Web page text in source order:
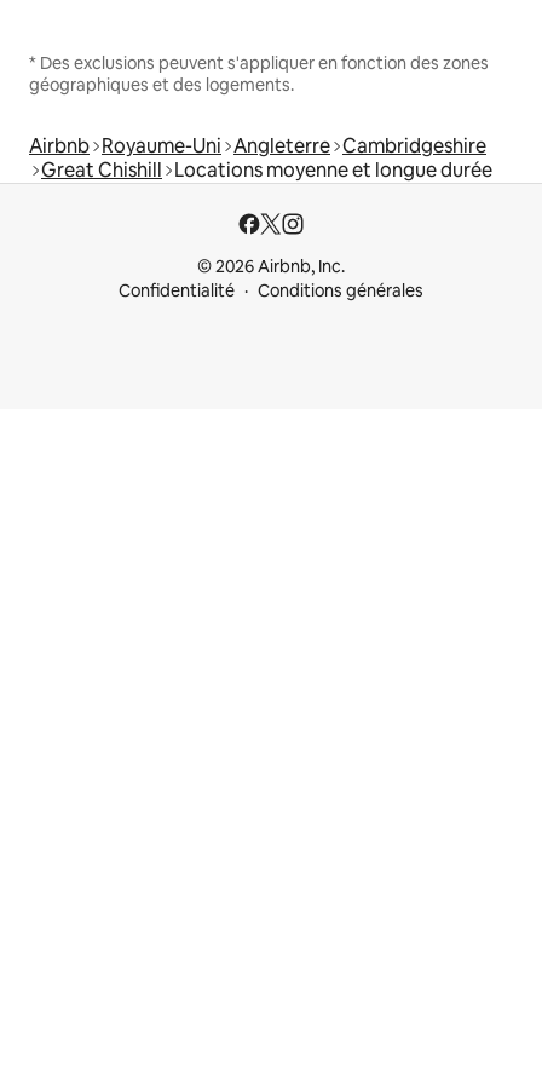
* Des exclusions peuvent s'appliquer en fonction des zones
géographiques et des logements.
Airbnb Royaume-Uni Angleterre Cambridgeshire
Great Chishill Locations moyenne et longue durée
© 2026 Airbnb, Inc.
Confidentialité
Conditions générales